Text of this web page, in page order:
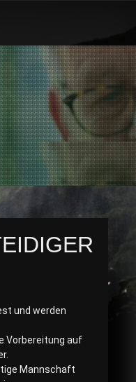
und werden
Vorbereitung auf
Mannschaft